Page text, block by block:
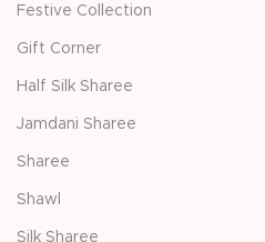
Festive Collection
Gift Corner
Half Silk Sharee
Jamdani Sharee
Sharee
Shawl
Silk Sharee